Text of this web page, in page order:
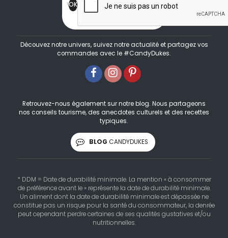
Découvez notre univers, suivez notre actualité et partagez vos
commandes avec le #CandyDukes.
Retrouvez-nous également sur notre blog. Nous partageons
nos conseils tourisme, des anecdotes culturels et des recettes
typiques.
BLOG CANDYDUKES
* DDM = Date de durabilité minimale. La mention « à consommer
de préférence avant le » représente la date de durabilité minimale.
Un aliment dont la date de durabilité minimale est dépassée ne
constitue pas un risque pour la santé du consommateur, la denrée
peut cependant perdre certaines de ses qualités gustatives et/ou
nutritionnelles.